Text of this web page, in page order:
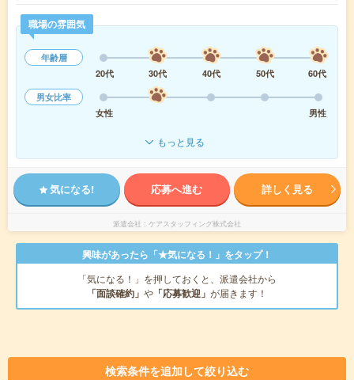
職場の雰囲気
年齢層
20代
30代 40代 50代
60代
男女比率
女性
男性
もっと見る
気になる! 応募へ進む 詳しく見る
派遣会社 ケアスタッフィング株式会社
興味があったら「★気になる！」をタップ！
「気になる！」を押しておくと、派遣会社から
「面談確約」 や 「応募歓迎」 が届きます！
検索条件を追加して絞り込む